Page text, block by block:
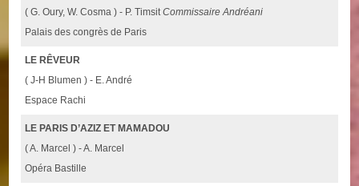
( G. Oury, W. Cosma ) - P. TimsitCommissaire Andréani
Palais des congrès de Paris
LE RÊVEUR
( J-H Blumen ) - E. André
Espace Rachi
LE PARIS D’AZIZ ET MAMADOU
( A. Marcel ) - A. Marcel
Opéra Bastille